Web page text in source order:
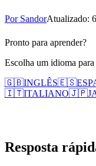
Por SandorAtualizado:
Pronto para aprender?
Escolha um idioma
🇬🇧INGLÊS🇪🇸
🇮🇹ITALIANO🇯🇵
Resposta